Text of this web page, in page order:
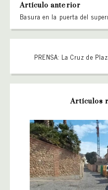
Artículo anterior
Basura en la puerta del
PRENSA: La Cruz de
Artículos